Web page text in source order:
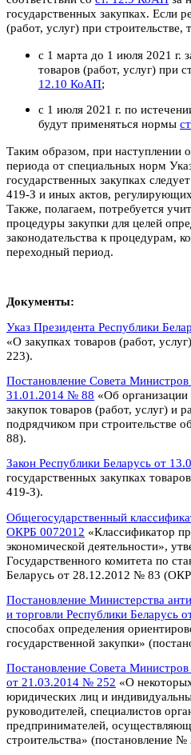
государственных закупках. Если
(работ, услуг) при строительстве,
с 1 марта до 1 июля 2021 г.
товаров (работ, услуг) при
12.10 КоАП;
с 1 июля 2021 г. по
будут применяться нормы
Таким образом, при наступлении
периода от специальных норм
государственных закупках
419-З и иных актов,
Также, полагаем, потребуется
процедуры закупки для целей
законодательства к процедурам,
переходный период.
Документы:
Указ Президента Республики
«О закупках товаров (работ,
223).
Постановление Совета Министров
31.01.2014 № 88 «Об
закупок товаров (работ, услуг) и
подрядчиком при строительстве
88).
Закон Республики Беларусь от
государственных закупках
419-­З).
Общегосударственный
ОКРБ 007­2012 «Классификатор
экономической деятельности»,
Государственного комитета по
Беларусь от 28.12.2012 № 83
Постановление Министерства
и торговли Республики Беларусь
способах определения
государственной закупки»
Постановление Совета Министров
от 21.03.2014 № 252 «О
юридических лиц и
руководителей, специалистов
предпринимателей,
строительства» (постановление №